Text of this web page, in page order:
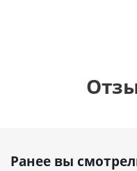
Ранее вы